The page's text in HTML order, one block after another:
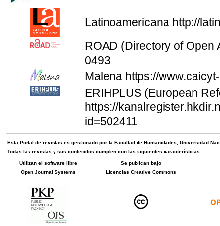
Latinoamericana http://
ROAD (Directory of Open
0493
Malena https://
ERIHPLUS (European
https://
id=502411
EstaPortal de revistas es gestionado por laFacultad de Humanidades,Universidad
Todas las revistas y sus contenidos cumplen con las siguientes características:
Utilizan el software libre
Open Journal Systems
Se publican bajo
Licencias Creative Commons